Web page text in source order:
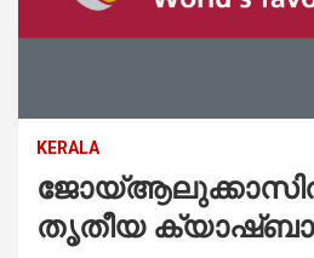
KERALA
തൃതീയ